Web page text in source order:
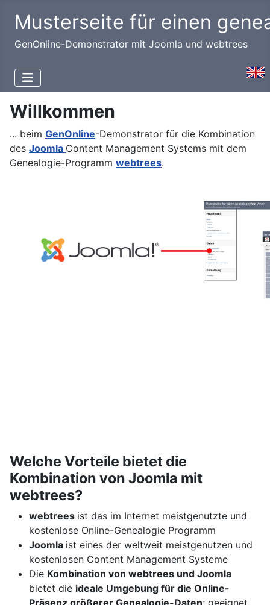
Musterseite für einen
GenOnline-Demonstrator mit Joomla und webtrees
Willkommen
... beim GenOnline-Demonstrator für die Kombination
des Joomla Content Management Systems mit dem
Genealogie-Programm webtrees.
Welche Vorteile bietet die
Kombination von Joomla mit
webtrees?
webtrees ist das im Internet meistgenutzte und
kostenlose Online-Genealogie Programm
Joomla ist eines der weltweit meistgenutzen und
kostenlosen Content Management Systeme
Die Kombination von webtrees und Joomla
bietet die ideale Umgebung für die Online-
Präsenz größerer Genealogie-Daten; geeignet